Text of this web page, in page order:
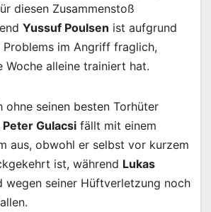
diesen Zusammenstoß
Yussuf Poulsen ist aufgrund
Problems im Angriff fraglich,
Woche alleine trainiert hat.
ohne seinen besten Torhüter
Peter Gulacsi fällt mit einem
aus, obwohl er selbst vor kurzem
ist, während Lukas
wegen seiner Hüftverletzung noch